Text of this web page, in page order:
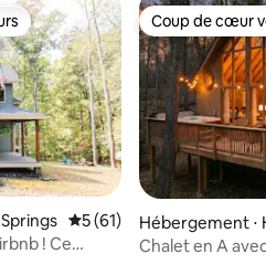
: 4,74 sur 5
les plus appréciés
Évaluation moyenne sur
5 (61)
! Ce
Coup de cœur
Coup de cœur
Hébergement ⋅
Chalet en A